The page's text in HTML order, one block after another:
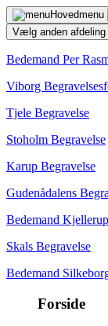
Hovedmenu
Vælg anden afdeling
Bedemand Per
Viborg
Tjele Begravelse
Stoholm Begravelse
Karup Begravelse
Gudenådalens
Bedemand
Skals Begravelse
Bedemand
Forside